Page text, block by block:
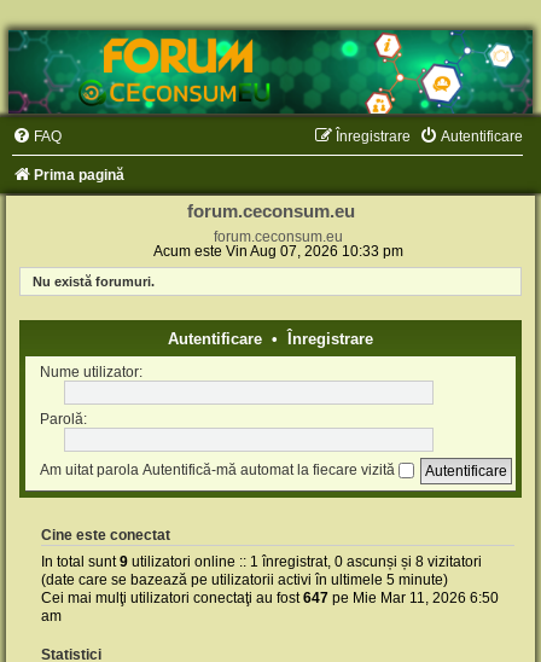
FAQ Autentificare
Înregistrare
Prima pagină
forum.ceconsum.eu
forum.ceconsum.eu
Acum este Vin Aug 07, 2026 10:33 pm
Nu există forumuri.
Autentificare • Înregistrare
Nume utilizator:
Parolă:
Am uitat parola Autentifică-mă automat la fiecare vizită
Cine este conectat
In total sunt9 utilizatori online :: 1 înregistrat, 0 ascunși și 8 vizitatori
(date care se bazează pe utilizatorii activi în ultimele 5 minute)
Cei mai mulţi utilizatori conectaţi au fost647 pe Mie Mar 11, 2026 6:50
am
Statistici